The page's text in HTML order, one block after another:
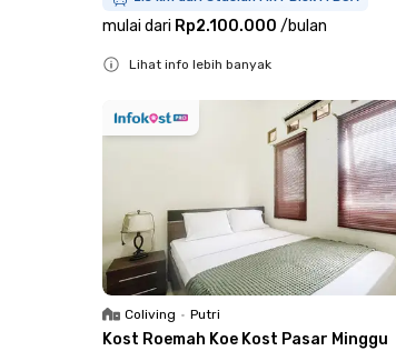
mulai dari Rp2.100.000 /bulan
Lihat info lebih banyak
Coliving • Putri
Kost Roemah Koe Kost Pasar Minggu